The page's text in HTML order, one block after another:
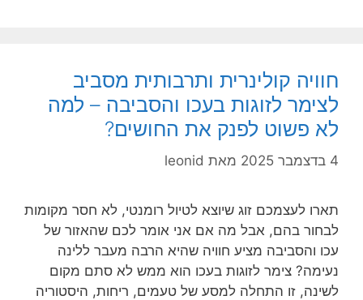
חוויה קולינרית ותרבותית מסביב
לצימר לזוגות בעכו והסביבה – למה
לא פשוט לפנק את החושים?
4 בדצמבר 2025 מאת leonid
תארו לעצמכם זוג שיוצא לטיול רומנטי, לא חסר מקומות
לבחור בהם, אבל מה אם אני אומר לכם שהאזור של
עכו והסביבה מציע חוויה שהיא הרבה מעבר ללינה
נעימה? צימר לזוגות בעכו הוא ממש לא סתם מקום
לשינה, זו התחלה למסע של טעמים, ריחות, היסטוריה